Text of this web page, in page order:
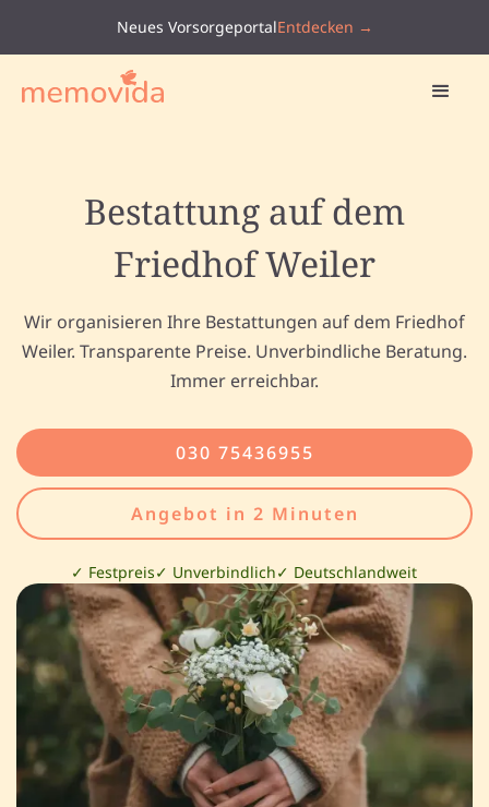
Neues VorsorgeportalEntdecken →
Bestattung auf dem
Friedhof Weiler
Wir organisieren Ihre Bestattungen auf dem Friedhof
Weiler. Transparente Preise. Unverbindliche Beratung.
Immer erreichbar.
030 75436955
Angebot in 2 Minuten
✓ Festpreis✓ Unverbindlich✓ Deutschlandweit